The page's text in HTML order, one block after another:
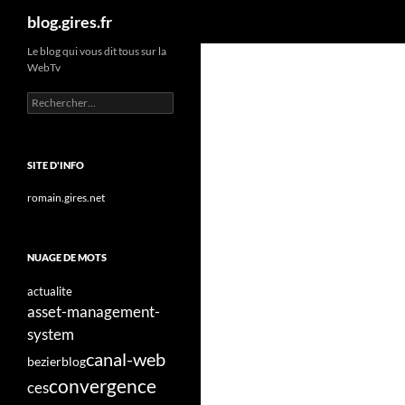
Aller
contenu
blog.gires.fr
Le blog qui vous dit tous sur la
WebTv
Rechercher :
SITE D'INFO
romain.gires.net
NUAGE DE MOTS
actualite
asset-management-
system
bezierblogcanal-web
cesconvergence